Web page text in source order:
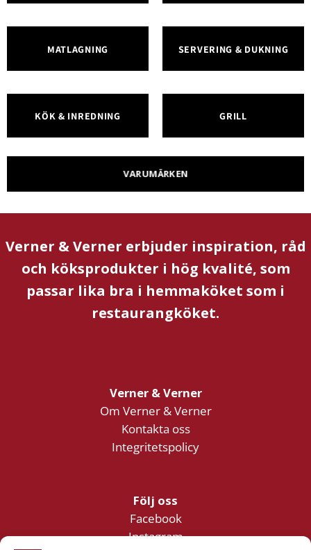
MATLAGNING SERVERING & DUKNING
KÖK & INREDNING GRILL
VARUMÄRKEN
Verner & Verner erbjuder inspiration, råd
och köksprodukter i hög kvalité, som
passar lika bra i hemmaköket som i
restaurangköket.
Verner & Verner
Om Verner & Verner
Kontakta oss
Integritetspolicy
Följ oss
Facebook
Instagram